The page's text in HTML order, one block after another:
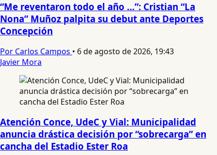
“Me reventaron todo el año …”: Cristian “La
Nona” Muñoz palpita su debut ante Deportes
Concepción
Por Carlos Campos • 6 de agosto de 2026, 19:43
Javier Mora
Atención Conce, UdeC y Vial: Municipalidad
anuncia drástica decisión por “sobrecarga” en
cancha del Estadio Ester Roa